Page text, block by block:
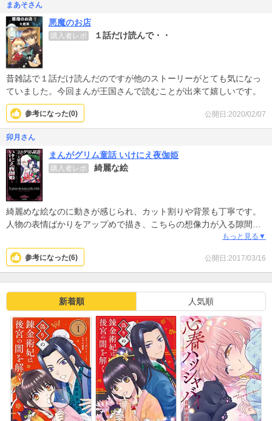
まあそさん
悪魔のお店
購入者レポ １話だけ読んで・・
昔雑誌で１話だけ読んだのですが他のストーリーがとても気になっ
ていました。今回まんが王国さんで読むことが出来て嬉しいです。
公開日:2020/02/07
参考になった(0)
卯月さん
まんがグリム童話 いけにえ夜伽姫
購入者レポ 綺麗な絵
綺麗めな絵なのに動きが感じられ、カット割りや背景も丁寧です。
人物の表情ばかりをアップめで描き、こちらの想像力が入る隙間が
ない漫画は苦手なので、私には好きな描き方でした。血が飛び散る
描き方が好きです。昔から漫画を描かれていらっしゃるので細やか
なところに技があって流石だなって思いました。ストーリー的には
切なくて救われないオチもお得意なのでしょうけれど、「まんがグ
出来ないですよねwストーリーとのかねあいがあるとは思いますが
SEXシーンは、もう少し濃厚な方が好きです。子供の頃に読んでい
た懐かしい作者さんを見つけてテンションが上がったので、他の作
品を読んでみようっと☆
もっと見る▼
公開日:2017/03/16
参考になった(6)
新着順 人気順